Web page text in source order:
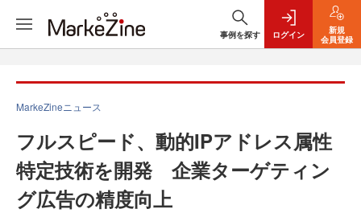
事例を探す ログイン
新規
会員登録
MarkeZineニュース
フルスピード、動的IPアドレス属性
特定技術を開発 企業ターゲティン
グ広告の精度向上